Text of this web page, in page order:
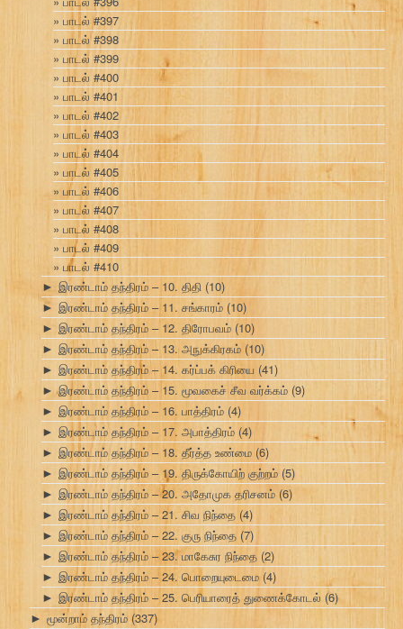
பாடல் #397
பாடல் #398
பாடல் #399
பாடல் #400
பாடல் #401
பாடல் #402
பாடல் #403
பாடல் #404
பாடல் #405
பாடல் #406
பாடல் #407
பாடல் #408
பாடல் #409
பாடல் #410
► இரண்டாம் தந்திரம் – 10. திதி (10)
► இரண்டாம் தந்திரம் – 11. சங்காரம் (10)
► இரண்டாம் தந்திரம் – 12. திரோபவம் (10)
► இரண்டாம் தந்திரம் – 13. அநுக்கிரகம் (10)
► இரண்டாம் தந்திரம் – 14. கர்ப்பக் கிரியை (41)
► இரண்டாம் தந்திரம் – 15. மூவகைச் சீவ வர்க்கம் (9)
► இரண்டாம் தந்திரம் – 16. பாத்திரம் (4)
► இரண்டாம் தந்திரம் – 17. அபாத்திரம் (4)
► இரண்டாம் தந்திரம் – 18. தீர்த்த உண்மை (6)
► இரண்டாம் தந்திரம் – 19. திருக்கோயிற் குற்றம் (5)
► இரண்டாம் தந்திரம் – 20. அதோமுக தரிசனம் (6)
► இரண்டாம் தந்திரம் – 21. சிவ நிந்தை (4)
► இரண்டாம் தந்திரம் – 22. குரு நிந்தை (7)
► இரண்டாம் தந்திரம் – 23. மாகேசுர நிந்தை (2)
► இரண்டாம் தந்திரம் – 24. பொறையுடைமை (4)
► இரண்டாம் தந்திரம் – 25. பெரியாரைத் துணைக்கோடல் (6)
► மூன்றாம் தந்திரம் (337)